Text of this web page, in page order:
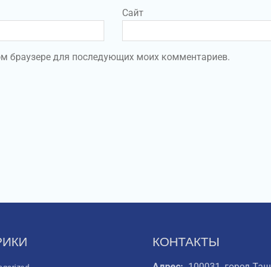
Сайт
браузере для последующих моих комментариев.
КОНТАКТЫ